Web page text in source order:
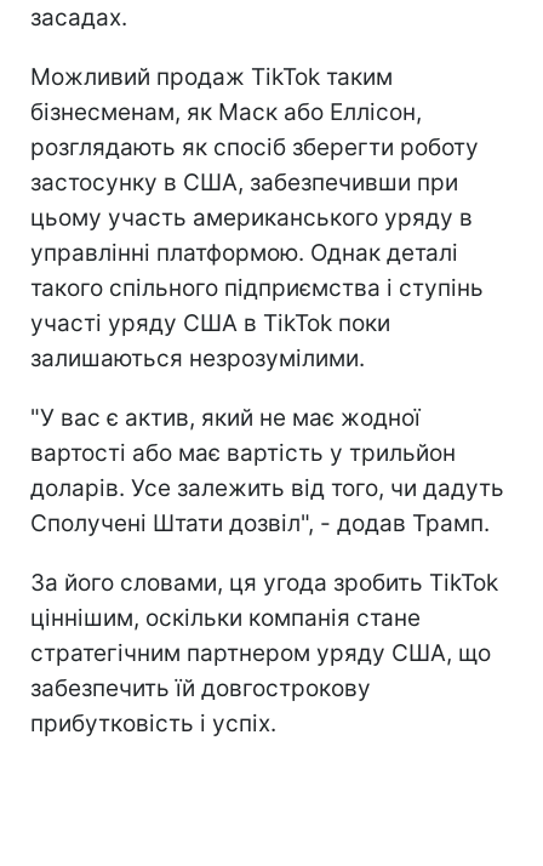
засадах.
Можливий продаж TikTok таким
бізнесменам, як Маск або Еллісон,
розглядають як спосіб зберегти роботу
застосунку в США, забезпечивши при
цьому участь американського уряду в
управлінні платформою. Однак деталі
такого спільного підприємства і ступінь
участі уряду США в TikTok поки
залишаються незрозумілими.
"У вас є актив, який не має жодної
вартості або має вартість у трильйон
доларів. Усе залежить від того, чи дадуть
Сполучені Штати дозвіл", - додав Трамп.
За його словами, ця угода зробить TikTok
ціннішим, оскільки компанія стане
стратегічним партнером уряду США, що
забезпечить їй довгострокову
прибутковість і успіх.